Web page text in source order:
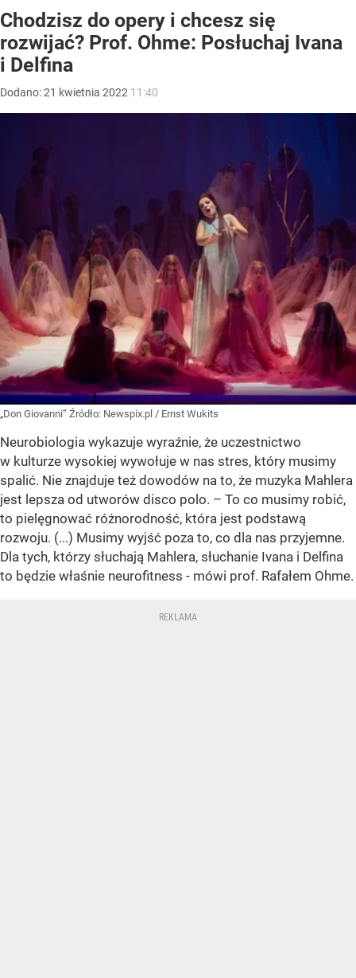
Chodzisz do opery i chcesz się
rozwijać? Prof. Ohme: Posłuchaj Ivana
i Delfina
Dodano:21 kwietnia 2022 11:40
„Don Giovanni” Źródło: Newspix.pl / Ernst Wukits
Neurobiologia wykazuje wyraźnie, że uczestnictwo
w kulturze wysokiej wywołuje w nas stres, który musimy
spalić. Nie znajduje też dowodów na to, że muzyka Mahlera
jest lepsza od utworów disco polo. – To co musimy robić,
to pielęgnować różnorodność, która jest podstawą
rozwoju. (...) Musimy wyjść poza to, co dla nas przyjemne.
Dla tych, którzy słuchają Mahlera, słuchanie Ivana i Delfina
to będzie właśnie neurofitness - mówi prof. Rafałem Ohme.